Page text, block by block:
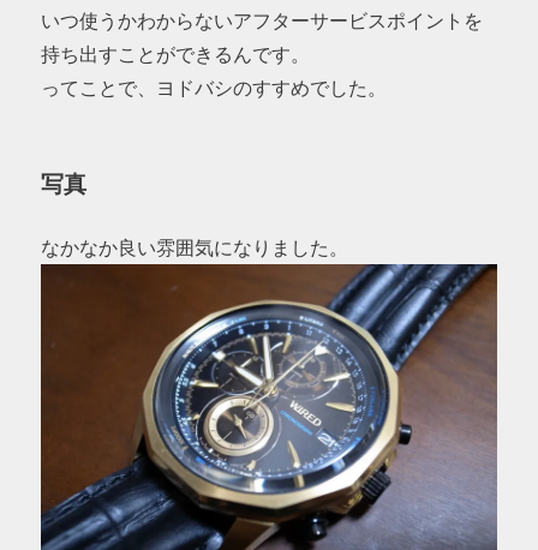
いつ使うかわからないアフターサービスポイントを
持ち出すことができるんです。
ってことで、ヨドバシのすすめでした。
写真
なかなか良い雰囲気になりました。